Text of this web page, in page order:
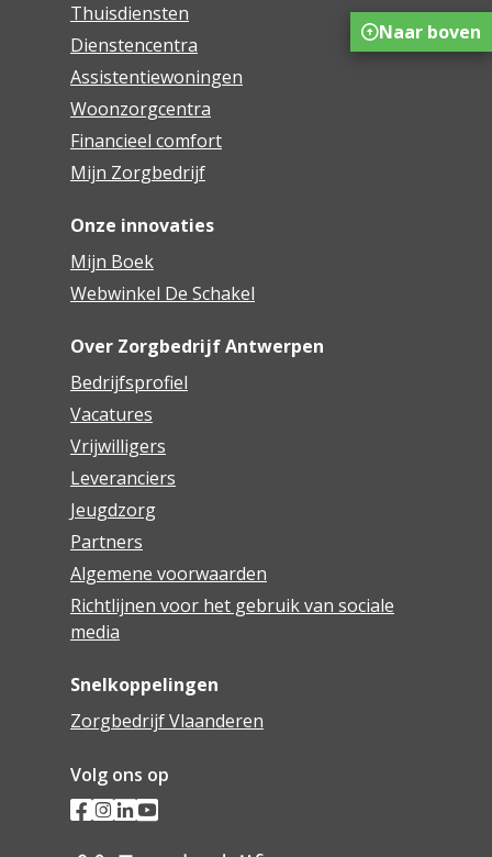
Thuisdiensten
Dienstencentra
Assistentiewoningen
Woonzorgcentra
Financieel comfort
Mijn Zorgbedrijf
Onze innovaties
Mijn Boek
Webwinkel De Schakel
Over Zorgbedrijf Antwerpen
Bedrijfsprofiel
Vacatures
Vrijwilligers
Leveranciers
Jeugdzorg
Partners
Algemene voorwaarden
Richtlijnen voor het gebruik van sociale
media
Snelkoppelingen
Zorgbedrijf Vlaanderen
Volg ons op
Naar boven